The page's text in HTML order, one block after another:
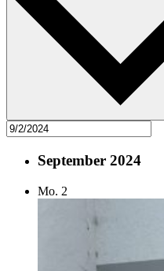
September 2024
Mo. 2